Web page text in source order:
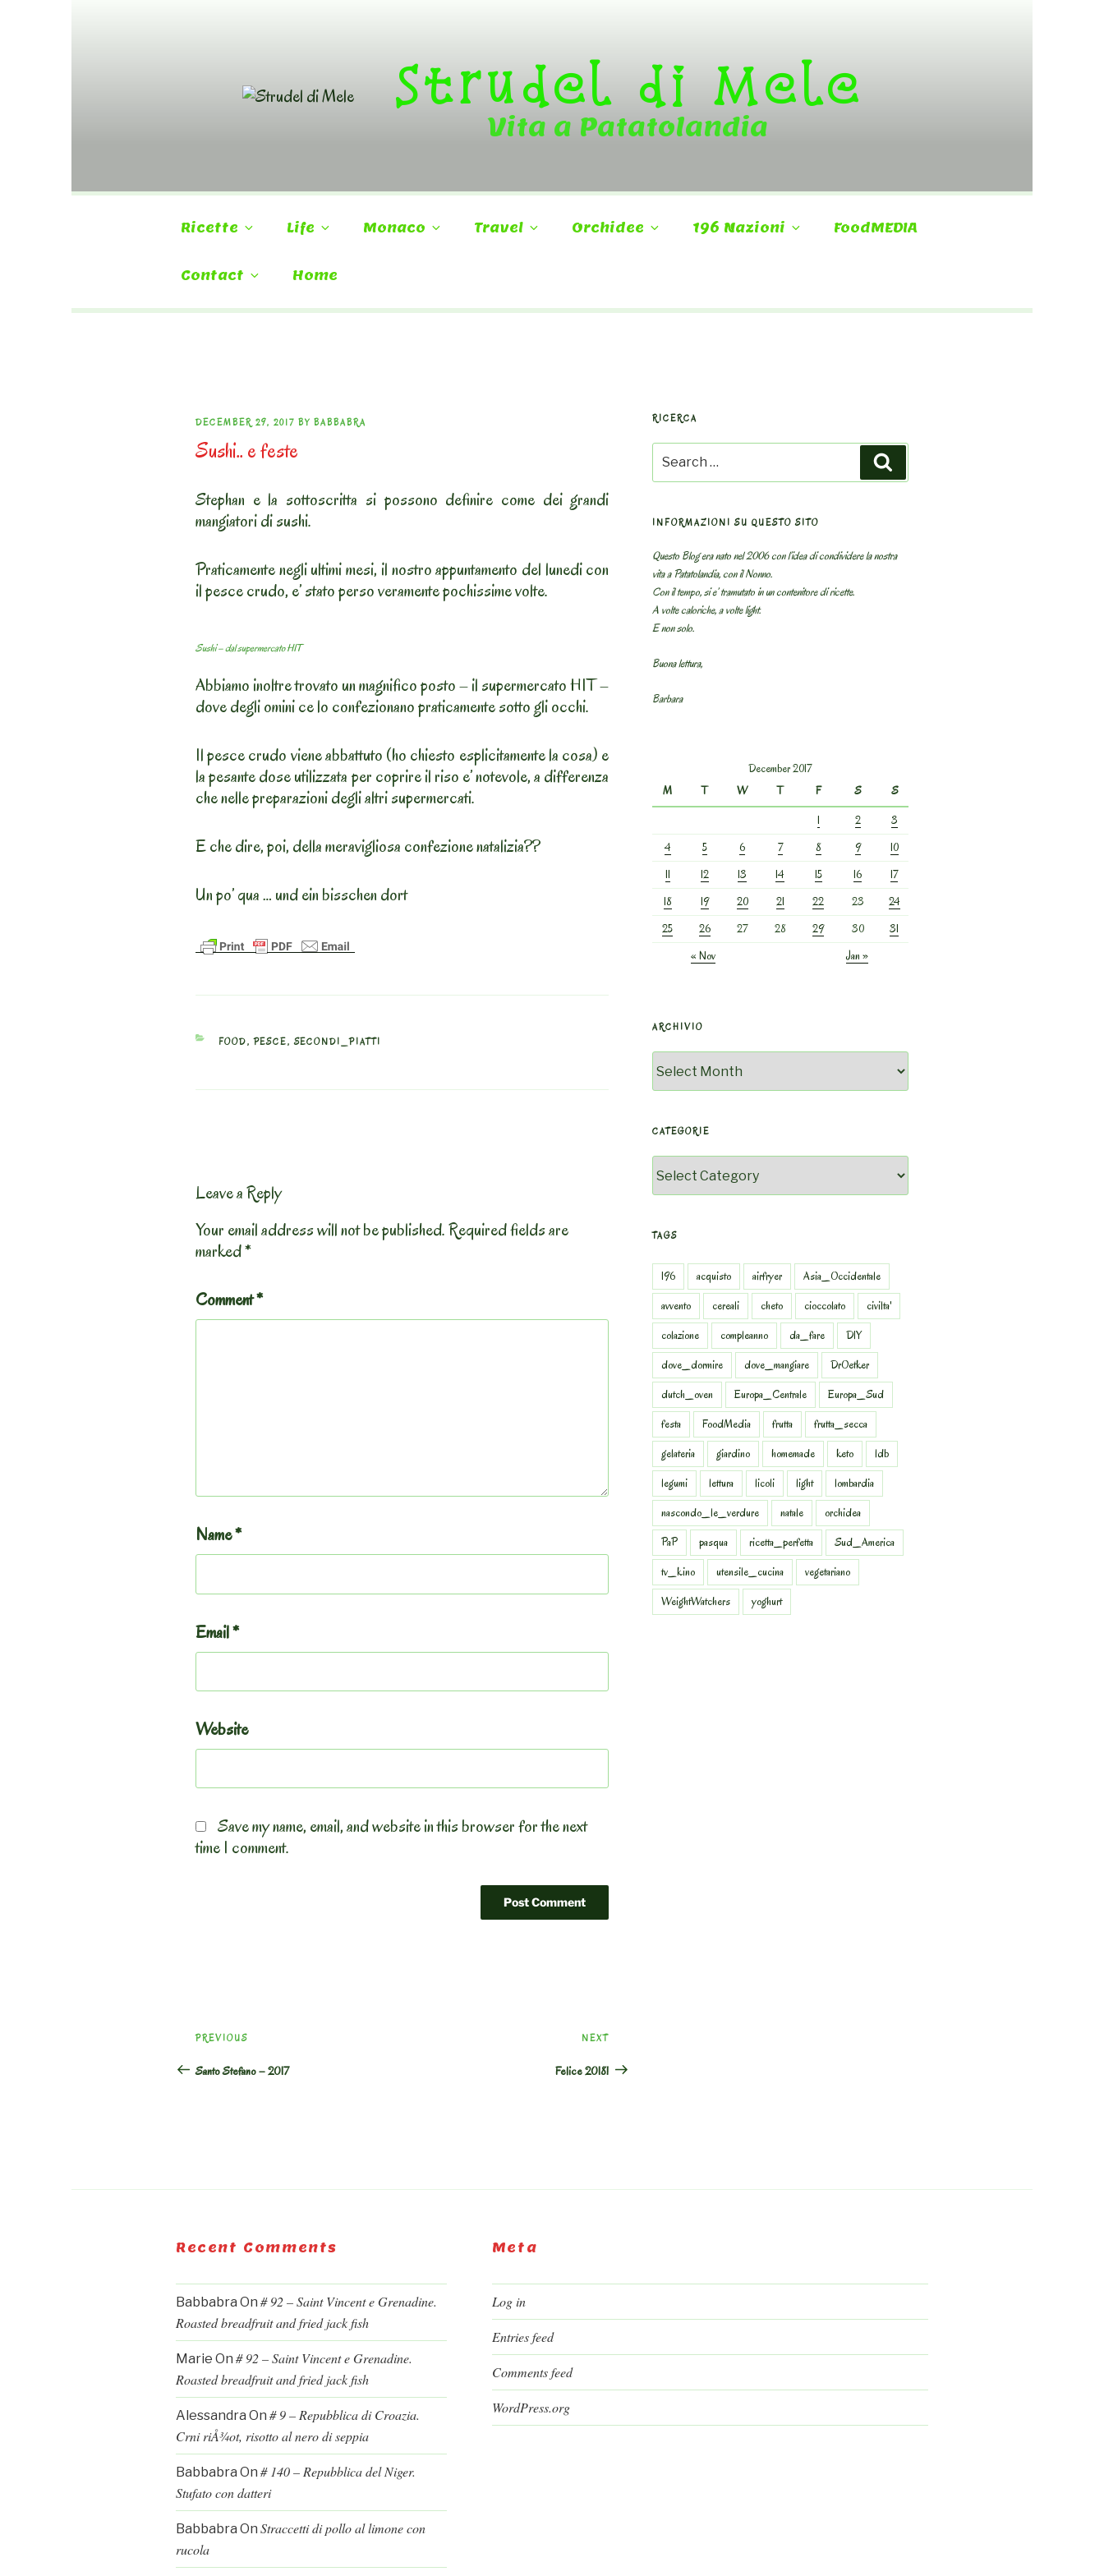
Strudel di Mele
Vita a Patatolandia
Ricette Life Monaco Travel Orchidee 196 Nazioni FoodMEDIA
Contact Home
POSTED
ON
DECEMBER 29, 2017 BY BABBABRA
Sushi.. e feste
Stephan e la sottoscritta si possono definire come dei grandi
mangiatori di sushi.
Praticamente negli ultimi mesi, il nostro appuntamento del lunedi con
il pesce crudo, e’ stato perso veramente pochissime volte.
Sushi – dal supermercato HIT
Abbiamo inoltre trovato un magnifico posto – il supermercato HIT –
dove degli omini ce lo confezionano praticamente sotto gli occhi.
Il pesce crudo viene abbattuto (ho chiesto esplicitamente la cosa) e
la pesante dose utilizzata per coprire il riso e’ notevole, a differenza
che nelle preparazioni degli altri supermercati.
E che dire, poi, della meravigliosa confezione natalizia??
Un po’ qua … und ein bisschen dort
CATEGORIES
FOOD,PESCE,SECONDI_PIATTI
Leave a Reply
Your email address will not be published.Required fields are
marked*
Comment*
Name*
Email*
Website
Save my name, email, and website in this browser for the next
time I comment.
Previous
PREVIOUS
Santo Stefano – 2017
Next
Post
NEXT
Felice 2018!
RICERCA
for:
INFORMAZIONI SU QUESTO SITO
Questo Blog era nato nel 2006 con l’idea di condividere la nostra
vita a Patatolandia, con il Nonno.
Con il tempo, si e’ tramutato in un contenitore di ricette.
A volte caloriche, a volte light.
E non solo.
Buona lettura,
Barbara
December 2017
M
T W T F S
S
1
2
3
4
5 6 7 8 9
10
11
12 13 14 15 16
17
18
19 20 21 22 23
24
25
26 27 28 29 30
31
« Nov
Jan »
ARCHIVIO
CATEGORIE
TAGS
196 acquisto airfryer
Asia_Occidentale
avvento
cereali cheto cioccolato
civilta'
colazione
compleanno da_fare
DIY
dove_dormire
dove_mangiare
DrOetker
dutch_oven
Europa_Centrale
Europa_Sud
festa
FoodMedia frutta
frutta_secca
gelateria
giardino homemade keto
ldb
legumi
lettura licoli light
lombardia
nascondo_le_verdure
natale
orchidea
PaP
pasqua ricetta_perfetta
Sud_America
tv_kino
utensile_cucina
vegetariano
WeightWatchers
yoghurt
Recent Comments
Babbabra On # 92 – Saint Vincent e Grenadine.
Roasted breadfruit and fried jack fish
Marie On # 92 – Saint Vincent e Grenadine.
Roasted breadfruit and fried jack fish
Alessandra On # 9 – Repubblica di Croazia.
Crni riÅ¾ot, risotto al nero di seppia
Babbabra On # 140 – Repubblica del Niger.
Stufato con datteri
Babbabra On Straccetti di pollo al limone con
rucola
Meta
Log in
Entries feed
Comments feed
WordPress.org